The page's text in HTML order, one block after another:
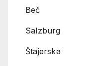
Beč
Salzburg
Štajerska